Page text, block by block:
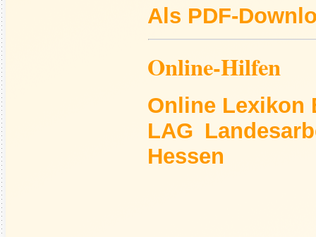
Als PDF-
Online-Hilfen
Online Lexikon
LAG
Hessen